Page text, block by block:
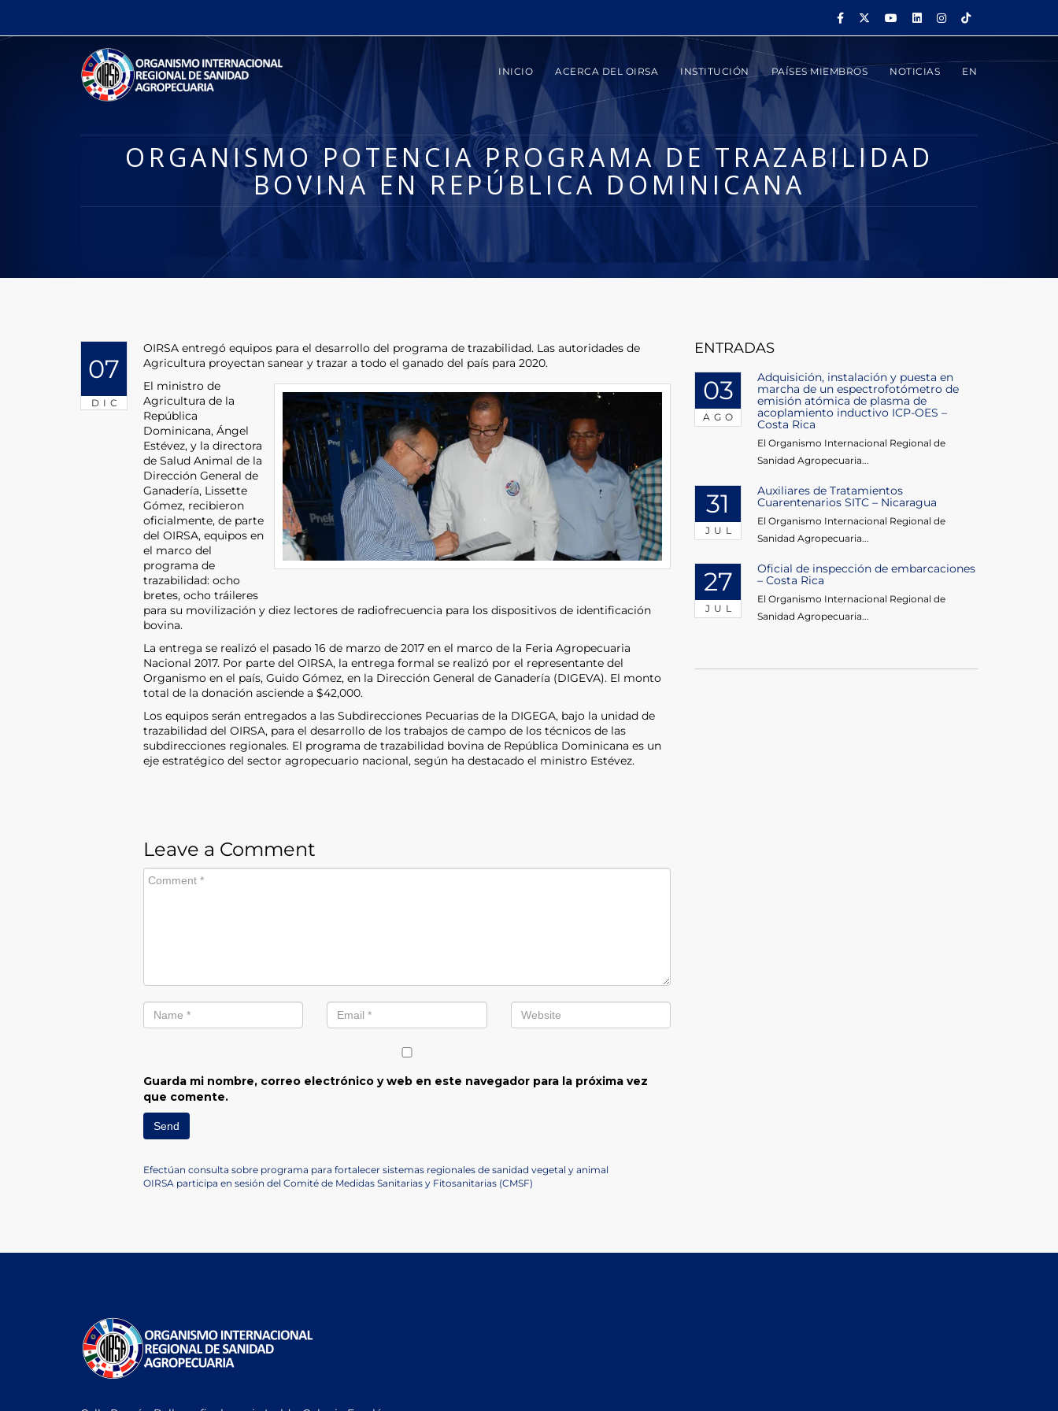
INICIO ACERCA DEL OIRSA INSTITUCIÓN PAÍSES MIEMBROS NOTICIAS EN
ORGANISMO POTENCIA PROGRAMA DE TRAZABILIDAD
BOVINA EN REPÚBLICA DOMINICANA
07
DIC
OIRSA entregó equipos para el desarrollo del programa de trazabilidad. Las autoridades de
Agricultura proyectan sanear y trazar a todo el ganado del país para 2020.
El ministro de
Agricultura de la
República
Dominicana, Ángel
Estévez, y la directora
de Salud Animal de la
Dirección General de
Ganadería, Lissette
Gómez, recibieron
oficialmente, de parte
del OIRSA, equipos en
el marco del
programa de
trazabilidad: ocho
bretes, ocho tráileres
para su movilización y diez lectores de radiofrecuencia para los dispositivos de identificación
bovina.
La entrega se realizó el pasado 16 de marzo de 2017 en el marco de la Feria Agropecuaria
Nacional 2017. Por parte del OIRSA, la entrega formal se realizó por el representante del
Organismo en el país, Guido Gómez, en la Dirección General de Ganadería (DIGEVA). El monto
total de la donación asciende a $42,000.
Los equipos serán entregados a las Subdirecciones Pecuarias de la DIGEGA, bajo la unidad de
trazabilidad del OIRSA, para el desarrollo de los trabajos de campo de los técnicos de las
subdirecciones regionales. El programa de trazabilidad bovina de República Dominicana es un
eje estratégico del sector agropecuario nacional, según ha destacado el ministro Estévez.
Leave a Comment
Guarda mi nombre, correo electrónico y web en este navegador para la próxima vez
que comente.
Navegación
Previous
Post
Efectúan consulta sobre programa para fortalecer sistemas regionales de sanidad vegetal y animal
Next
OIRSA participa en sesión del Comité de Medidas Sanitarias y Fitosanitarias (CMSF)
ENTRADAS
03
AGO
Adquisición, instalación y puesta en
marcha de un espectrofotómetro de
emisión atómica de plasma de
acoplamiento inductivo ICP-OES –
Costa Rica
El Organismo Internacional Regional de
Sanidad Agropecuaria...
31
JUL
Auxiliares de Tratamientos
Cuarentenarios SITC – Nicaragua
El Organismo Internacional Regional de
Sanidad Agropecuaria...
27
JUL
Oficial de inspección de embarcaciones
– Costa Rica
El Organismo Internacional Regional de
Sanidad Agropecuaria...